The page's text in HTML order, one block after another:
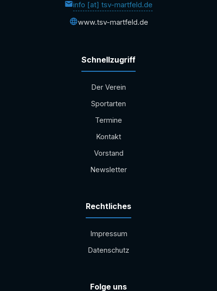
info [at] tsv-martfeld.de
www.tsv-martfeld.de
Schnellzugriff
Der Verein
Sportarten
Termine
Kontakt
Vorstand
Newsletter
Rechtliches
Impressum
Datenschutz
Folge uns